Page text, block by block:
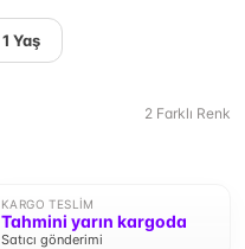
1 Yaş
2 Farklı Renk
KARGO TESLIM
Tahmini yarın kargoda
Satıcı gönderimi